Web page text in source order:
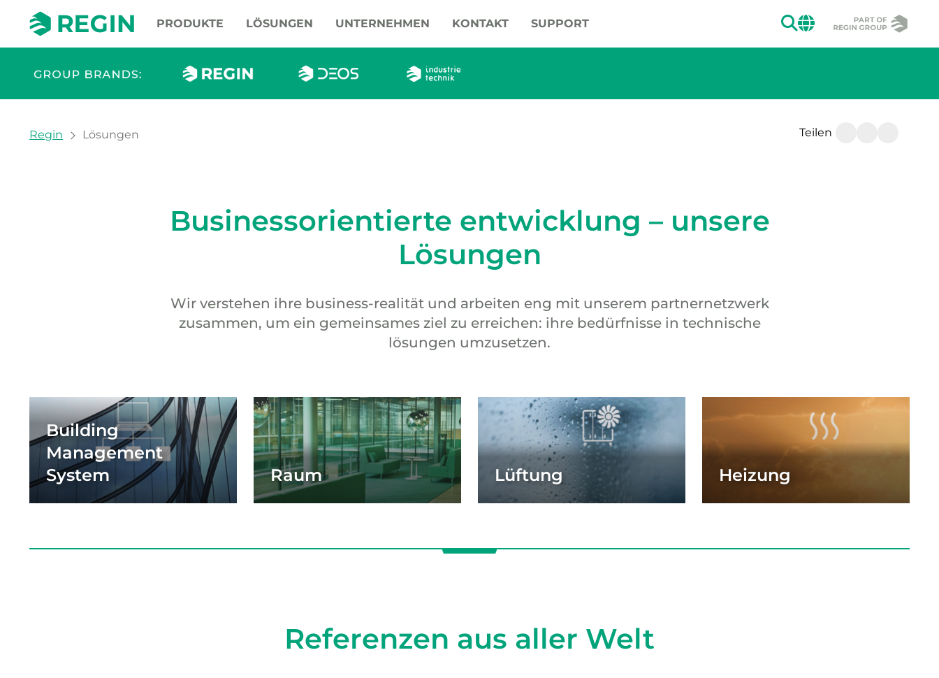
PRODUKTE LÖSUNGEN UNTERNEHMEN KONTAKT SUPPORT SUCHEN
CHANGE
You are here:
Regin Lösungen Teilen
Businessorientierte entwicklung – unsere
Lösungen
Wir verstehen ihre business-realität und arbeiten eng mit unserem partnernetzwerk
zusammen, um ein gemeinsames ziel zu erreichen: ihre bedürfnisse in technische
lösungen umzusetzen.
Building
Management
System
Raum Lüftung Heizung
Referenzen aus aller Welt